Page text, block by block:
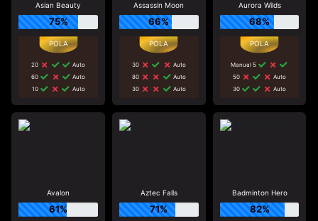
Asian Beauty
75%
20
Auto
60
Auto
10
Auto
Assassin Moon
66%
30
Auto
80
Auto
30
Auto
Aurora Wilds
68%
Manual 5
50
Auto
30
Auto
Avalon
61%
Aztec Falls
71%
Badminton Hero
82%